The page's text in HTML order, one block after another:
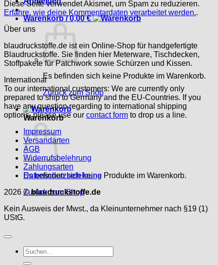
Warenkorb /0,00€
Es befinden sich keine Produkte im Warenkorb.
Zurück zum Shop
Warenkorb
Es befinden sich keine Produkte im Warenkorb.
Zurück zum Shop
Diese Seite verwendet Akismet, um Spam zu reduzieren.
Erfahre, wie deine Kommentardaten verarbeitet werden..
Über uns
blaudruckstoffe.de ist ein Online-Shop für handgefertigte
Blaudruckstoffe. Sie finden hier Meterware, Tischdecken,
Stoffpakete für Patchwork sowie Schürzen und Kissen.
International
To our international customers: We are currently only
prepared to ship to Germany and the EU-Countries. If you
have any question regarding to international shipping
options, please use our contact form to drop us a line.
Impressum
Versandarten
AGB
Widerrufsbelehrung
Zahlungsarten
Datenschutzbelehrung
2026 ©blaudruckstoffe.de
Kein Ausweis der Mwst., da Kleinunternehmer nach §19 (1)
UStG.
Suche
nach: